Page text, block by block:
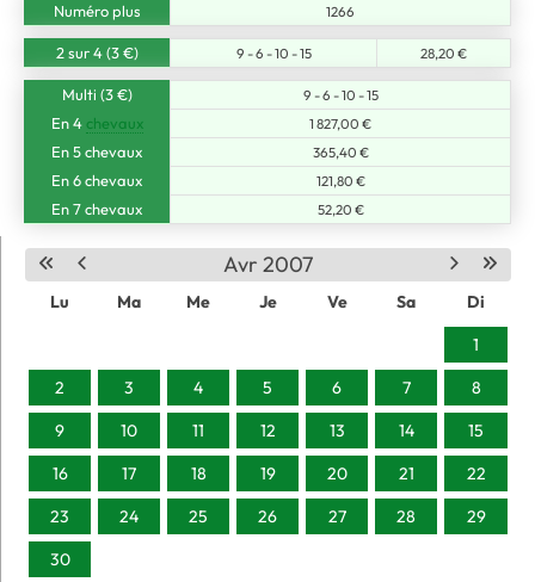
Avr 2007
Lu Ma Me Je Ve Sa
Di
1
2
3 4 5 6 7
8
9
10 11 12 13 14
15
16
17 18 19 20 21
22
23
24 25 26 27 28
29
30
Numéro plus 1266
2 sur 4 (3 €) 9 - 6 - 10 - 15 28,20 €
Multi (3 €) 9 - 6 - 10 - 15
En 4 chevaux 1 827,00 €
En 5 chevaux 365,40 €
En 6 chevaux 121,80 €
En 7 chevaux 52,20 €